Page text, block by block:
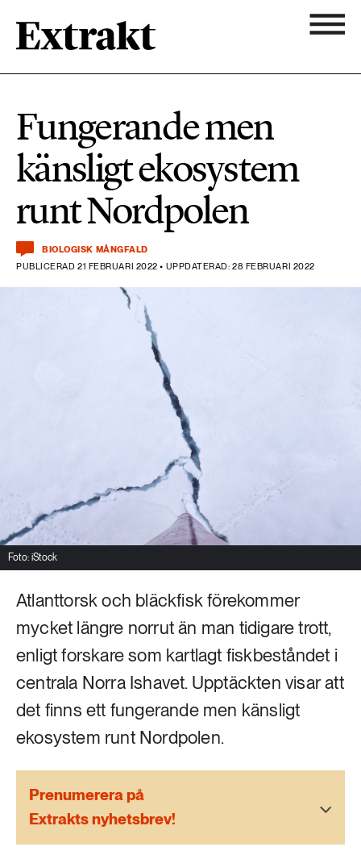
Biologisk mångfald
Hållbara städer
Industri & Energi
Kemikalier
Klimat
Livsstil & konsumtion
Social hållbarhet
Transport
Vatten
Nyhetsbrev
Om Extrakt
900 ARTIKLAR
584 ARTIKLAR
Hållbara städer
473 ARTIKLAR
Industri & Energi
471 ARTIKLAR
Kemikalier
Livsstil & konsumtion
612 ARTIKLAR
Mat & jordbruk
262 ARTIKLAR
360 ARTIKLAR
Social hållbarhet
Transport
473 ARTIKLAR
Fungerande men
känsligt ekosystem
runt Nordpolen
BIOLOGISK MÅNGFALD
PUBLICERAD 21 FEBRUARI 2022 • UPPDATERAD: 28 FEBRUARI 2022
Foto: iStock
Atlanttorsk och bläckfisk förekommer
mycket längre norrut än man tidigare trott,
enligt forskare som kartlagt fiskbeståndet i
centrala Norra Ishavet. Upptäckten visar att
det finns ett fungerande men känsligt
ekosystem runt Nordpolen.
Prenumerera på
Extrakts nyhetsbrev!